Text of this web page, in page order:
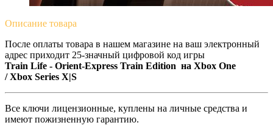
Описание товара
После оплаты товара в нашем магазине на ваш электронный
адрес приходит 25-значный цифровой код игры
Train Life - Orient-Express Train Edition на Xbox One
/ Xbox Series X|S
Все ключи лицензионные, куплены на личные средства и
имеют пожизненную гарантию.